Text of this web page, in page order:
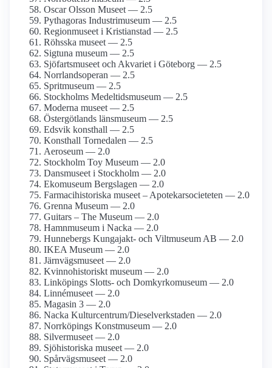
Oscar Olsson Museet — 2.5
Pythagoras Industrimuseum — 2.5
Regionmuseet i Kristianstad — 2.5
Röhsska museet — 2.5
Sigtuna museum — 2.5
Sjöfartsmuseet och Akvariet i Göteborg — 2.5
Norrlandsoperan — 2.5
Spritmuseum — 2.5
Stockholms Medeltids­museum — 2.5
Moderna museet — 2.5
Östergötlands länsmuseum — 2.5
Edsvik konsthall — 2.5
Konsthall Tornedalen — 2.5
Aeroseum — 2.0
Stockholm Toy Museum — 2.0
Dansmuseet i Stockholm — 2.0
Ekomuseum Bergslagen — 2.0
Farmaci­historiska museet – Apotekar­societeten — 2.0
Grenna Museum — 2.0
Guitars – The Museum — 2.0
Hamnmuseum i Nacka — 2.0
Hunnebergs Kungajakt- och Viltmuseum AB — 2.0
IKEA Museum — 2.0
Järnvägs­museet — 2.0
Kvinnohistoriskt museum — 2.0
Linköpings Slotts- och Domkyrko­museum — 2.0
Linnémuseet — 2.0
Magasin 3 — 2.0
Nacka Kulturcentrum/­Dieselverkstaden — 2.0
Norrköpings Konstmuseum — 2.0
Silvermuseet — 2.0
Sjöhistoriska museet — 2.0
Spårvägsmuseet — 2.0